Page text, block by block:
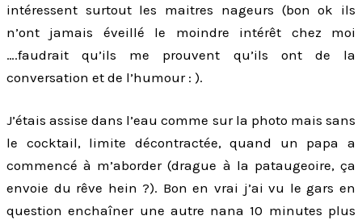
intéressent surtout les maitres nageurs (bon ok ils
n’ont jamais éveillé le moindre intérêt chez moi
….faudrait qu’ils me prouvent qu’ils ont de la
conversation et de l’humour : ).
J’étais assise dans l’eau comme sur la photo mais sans
le cocktail, limite décontractée, quand un papa a
commencé à m’aborder (drague à la pataugeoire, ça
envoie du rêve hein ?). Bon en vrai j’ai vu le gars en
question enchaîner une autre nana 10 minutes plus